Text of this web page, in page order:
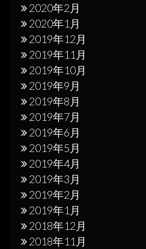
2020年2月
2020年1月
2019年12月
2019年11月
2019年10月
2019年9月
2019年8月
2019年7月
2019年6月
2019年5月
2019年4月
2019年3月
2019年2月
2019年1月
2018年12月
2018年11月